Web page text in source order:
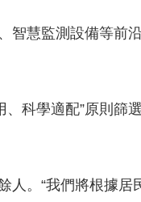
慧監測設備等前
學適配”原則篩選
。“我們將根據居